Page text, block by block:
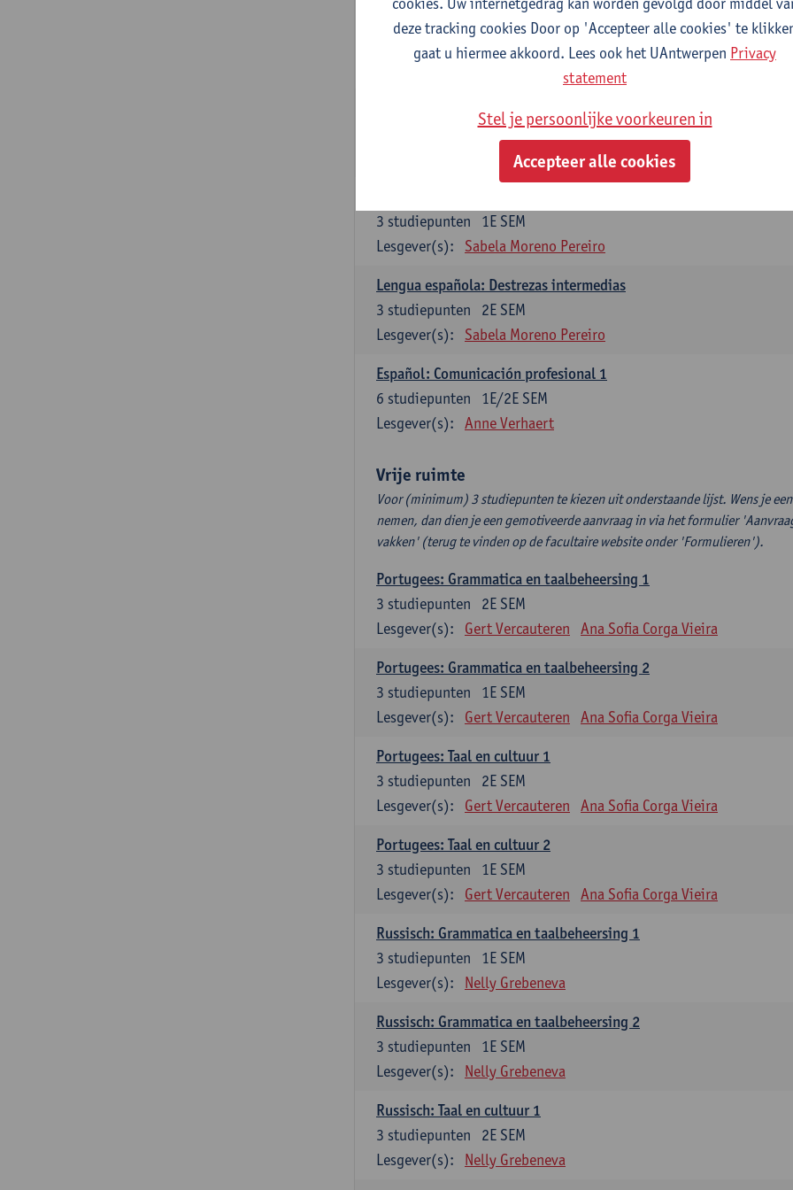
Gramática española 1
1E SEM
studiepunten
Gramática española 2
2E SEM
Anne Verhaert
1E SEM
3 studiepunten
Lesgever(s):
Sabela Moreno Pereiro
Lengua española: Destrezas intermedias
2E SEM
3 studiepunten
Lesgever(s):
Sabela Moreno Pereiro
Español: Comunicación profesional 1
1E/2E SEM
6 studiepunten
Lesgever(s):
Anne Verhaert
Vrije ruimte
Voor (minimum) 3 studiepunten te kiezen uit onderstaande lijst. Wens je
nemen, dan dien je een gemotiveerde aanvraag in via het formulier
vakken' (terug te vinden op de facultaire website onder 'Formulieren').
Portugees: Grammatica en taalbeheersing 1
2E SEM
3 studiepunten
Lesgever(s):
Gert Vercauteren Ana Sofia Corga Vieira
Portugees: Grammatica en taalbeheersing 2
1E SEM
3 studiepunten
Lesgever(s):
Gert Vercauteren Ana Sofia Corga Vieira
Portugees: Taal en cultuur 1
2E SEM
3 studiepunten
Lesgever(s):
Gert Vercauteren Ana Sofia Corga Vieira
Portugees: Taal en cultuur 2
1E SEM
3 studiepunten
Lesgever(s):
Gert Vercauteren Ana Sofia Corga Vieira
Russisch: Grammatica en taalbeheersing 1
1E SEM
3 studiepunten
Lesgever(s):
Nelly Grebeneva
Russisch: Grammatica en taalbeheersing 2
1E SEM
3 studiepunten
Lesgever(s):
Nelly Grebeneva
Russisch: Taal en cultuur 1
2E SEM
3 studiepunten
Lesgever(s):
Nelly Grebeneva
deze tracking cookies Door op 'Accepteer alle cookies' te
gaat u hiermee akkoord. Lees ook het UAntwerpen Privacy
statement
Stel je persoonlijke voorkeuren in
Accepteer alle cookies